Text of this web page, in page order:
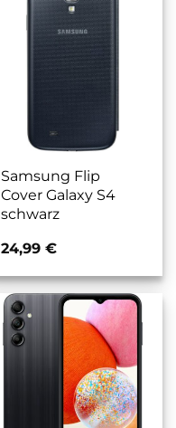
Samsung Flip
Cover Galaxy S4
schwarz
24,99 €